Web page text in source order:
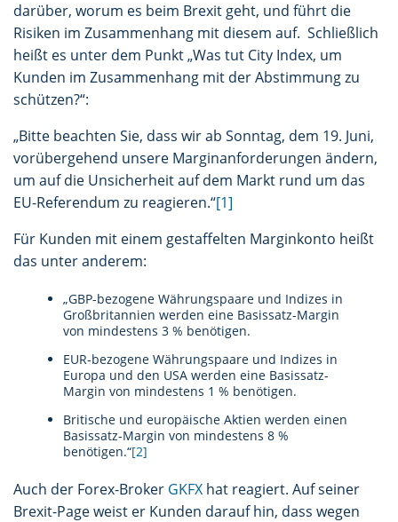
darüber, worum es beim Brexit geht, und führt die
Risiken im Zusammenhang mit diesem auf. Schließlich
heißt es unter dem Punkt „Was tut City Index, um
Kunden im Zusammenhang mit der Abstimmung zu
schützen?“:
„Bitte beachten Sie, dass wir ab Sonntag, dem 19. Juni,
vorübergehend unsere Marginanforderungen ändern,
um auf die Unsicherheit auf dem Markt rund um das
EU-Referendum zu reagieren.“[1]
Für Kunden mit einem gestaffelten Marginkonto heißt
das unter anderem:
„GBP-bezogene Währungspaare und Indizes in
Großbritannien werden eine Basissatz-Margin
von mindestens 3 % benötigen.
EUR-bezogene Währungspaare und Indizes in
Europa und den USA werden eine Basissatz-
Margin von mindestens 1 % benötigen.
Britische und europäische Aktien werden einen
Basissatz-Margin von mindestens 8 %
benötigen.“[2]
Auch der Forex-Broker GKFX hat reagiert. Auf seiner
Brexit-Page weist er Kunden darauf hin, dass wegen